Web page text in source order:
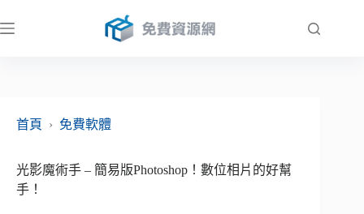
至
首頁
› 免費軟體
光影魔術手 – 簡易版Photoshop！數位相片的好幫
手！